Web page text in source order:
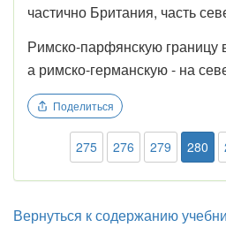
частично Британия, часть
Римско-парфянскую границу
а римско-германскую - на
Поделиться
275 276 279 280
Вернуться к содержанию